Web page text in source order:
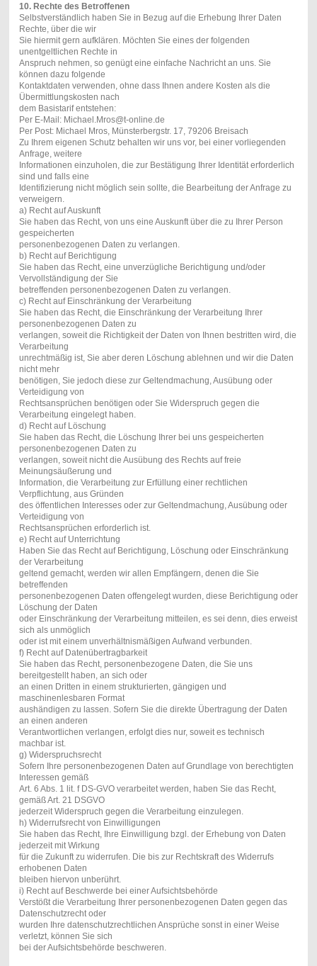
10. Rechte des Betroffenen
Selbstverständlich haben Sie in Bezug auf die Erhebung Ihrer Daten
Rechte, über die wir
Sie hiermit gern aufklären. Möchten Sie eines der folgenden
unentgeltlichen Rechte in
Anspruch nehmen, so genügt eine einfache Nachricht an uns. Sie
können dazu folgende
Kontaktdaten verwenden, ohne dass Ihnen andere Kosten als die
Übermittlungskosten nach
dem Basistarif entstehen:
Per E-Mail: Michael.Mros@t-online.de
Per Post: Michael Mros, Münsterbergstr. 17, 79206 Breisach
Zu Ihrem eigenen Schutz behalten wir uns vor, bei einer vorliegenden
Anfrage, weitere
Informationen einzuholen, die zur Bestätigung Ihrer Identität erforderlich
sind und falls eine
Identifizierung nicht möglich sein sollte, die Bearbeitung der Anfrage zu
verweigern.
a) Recht auf Auskunft
Sie haben das Recht, von uns eine Auskunft über die zu Ihrer Person
gespeicherten
personenbezogenen Daten zu verlangen.
b) Recht auf Berichtigung
Sie haben das Recht, eine unverzügliche Berichtigung und/oder
Vervollständigung der Sie
betreffenden personenbezogenen Daten zu verlangen.
c) Recht auf Einschränkung der Verarbeitung
Sie haben das Recht, die Einschränkung der Verarbeitung Ihrer
personenbezogenen Daten zu
verlangen, soweit die Richtigkeit der Daten von Ihnen bestritten wird, die
Verarbeitung
unrechtmäßig ist, Sie aber deren Löschung ablehnen und wir die Daten
nicht mehr
benötigen, Sie jedoch diese zur Geltendmachung, Ausübung oder
Verteidigung von
Rechtsansprüchen benötigen oder Sie Widerspruch gegen die
Verarbeitung eingelegt haben.
d) Recht auf Löschung
Sie haben das Recht, die Löschung Ihrer bei uns gespeicherten
personenbezogenen Daten zu
verlangen, soweit nicht die Ausübung des Rechts auf freie
Meinungsäußerung und
Information, die Verarbeitung zur Erfüllung einer rechtlichen
Verpflichtung, aus Gründen
des öffentlichen Interesses oder zur Geltendmachung, Ausübung oder
Verteidigung von
Rechtsansprüchen erforderlich ist.
e) Recht auf Unterrichtung
Haben Sie das Recht auf Berichtigung, Löschung oder Einschränkung
der Verarbeitung
geltend gemacht, werden wir allen Empfängern, denen die Sie
betreffenden
personenbezogenen Daten offengelegt wurden, diese Berichtigung oder
Löschung der Daten
oder Einschränkung der Verarbeitung mitteilen, es sei denn, dies erweist
sich als unmöglich
oder ist mit einem unverhältnismäßigen Aufwand verbunden.
f) Recht auf Datenübertragbarkeit
Sie haben das Recht, personenbezogene Daten, die Sie uns
bereitgestellt haben, an sich oder
an einen Dritten in einem strukturierten, gängigen und
maschinenlesbaren Format
aushändigen zu lassen. Sofern Sie die direkte Übertragung der Daten
an einen anderen
Verantwortlichen verlangen, erfolgt dies nur, soweit es technisch
machbar ist.
g) Widerspruchsrecht
Sofern Ihre personenbezogenen Daten auf Grundlage von berechtigten
Interessen gemäß
Art. 6 Abs. 1 lit. f DS-GVO verarbeitet werden, haben Sie das Recht,
gemäß Art. 21 DSGVO
jederzeit Widerspruch gegen die Verarbeitung einzulegen.
h) Widerrufsrecht von Einwilligungen
Sie haben das Recht, Ihre Einwilligung bzgl. der Erhebung von Daten
jederzeit mit Wirkung
für die Zukunft zu widerrufen. Die bis zur Rechtskraft des Widerrufs
erhobenen Daten
bleiben hiervon unberührt.
i) Recht auf Beschwerde bei einer Aufsichtsbehörde
Verstößt die Verarbeitung Ihrer personenbezogenen Daten gegen das
Datenschutzrecht oder
wurden Ihre datenschutzrechtlichen Ansprüche sonst in einer Weise
verletzt, können Sie sich
bei der Aufsichtsbehörde beschweren.